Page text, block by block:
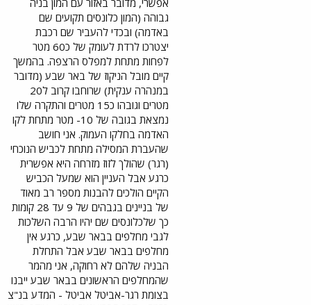
גבוהה (המון כלונסים תקועים שם
באדמה) ובכדי להעביר שם רכבת
יצטרכו לרדת לעומק של כ60 מטר
לפחות מתחת למפלס הרצפה. בהמשך
קיים מובל הניקוז של באר שבע (מדובר
במנהרה ענקית) שרוחבו קרוב ל20
מטרים וגובהו כ15 מטרים והתקרה שלו
נמצאת בגובה של 10- מטר מתחת לקו
האדמה בחלקו העמוק. אני חושב
שהעברת המסילה מתחת לכביש הנוכחי
(רגר) שהולך לזוז מזרחה היא אפשרית
כרגע אבל העניין הוא שמעל הכביש
הקיים הולכים להבנות מספר רב מאוד
של בניינים בגבהים של 9 עד 28 קומות
כך שלכלונסים שם יהיו הרבה השלכות
לגבי מחלפים בבאר שבע, כרגע אין
מחלפים בבאר שבע אבל התחלת
הבניה שלהם לא רחוקה, אני מהמר
שהמחלפים הראשונים בבאר שבע ייבנו
בצומת רגר-אביטל אביטל - המדע בנ"צ